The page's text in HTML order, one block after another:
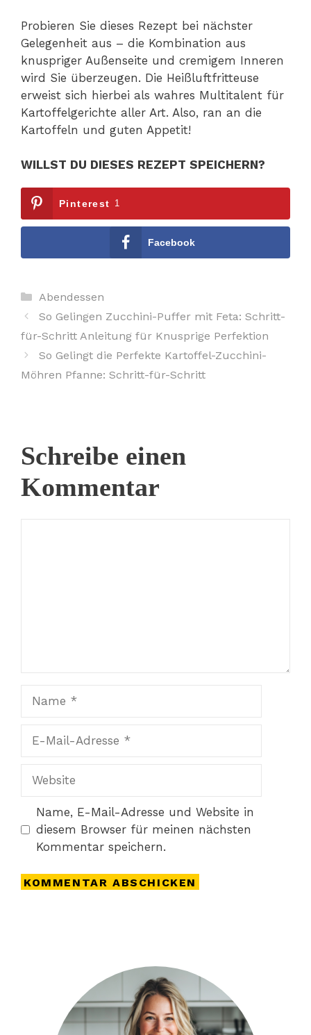
Probieren Sie dieses Rezept bei nächster
Gelegenheit aus – die Kombination aus
knuspriger Außenseite und cremigem Inneren
wird Sie überzeugen. Die Heißluftfritteuse
erweist sich hierbei als wahres Multitalent für
Kartoffelgerichte aller Art. Also, ran an die
Kartoffeln und guten Appetit!
WILLST DU DIESES REZEPT SPEICHERN?
Pinterest 1
Facebook
Kategorien
Abendessen
So Gelingen Zucchini-Puffer mit Feta: Schritt-
für-Schritt Anleitung für Knusprige Perfektion
So Gelingt die Perfekte Kartoffel-Zucchini-
Möhren Pfanne: Schritt-für-Schritt
Schreibe einen
Kommentar
Website
Name, E-Mail-Adresse und Website in
diesem Browser für meinen nächsten
Kommentar speichern.